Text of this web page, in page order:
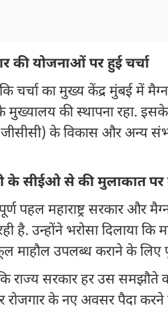
की योजनाओं पर हुई चर्चा
चर्चा का मुख्य केंद्र मुंबई में
की स्थापना रहा.
के विकास और अन्य
के सीईओ से की मुलाकात पर
पहल महाराष्ट्र सरकार और
उन्होंने भरोसा दिलाया कि
उपलब्ध कराने के लिए
राज्य सरकार हर उस समझौते
रोजगार के नए अवसर पैदा